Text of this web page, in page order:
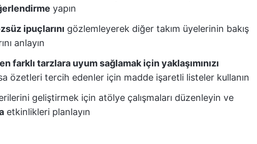
yapın
ipuçlarını gözlemleyerek diğer takım üyelerinin bakış
anlayın
farklı tarzlara uyum sağlamak için yaklaşımınızı
özetleri tercih edenler için madde işaretli listeler kullanın
geliştirmek için atölye çalışmaları düzenleyin ve
etkinlikleri planlayın